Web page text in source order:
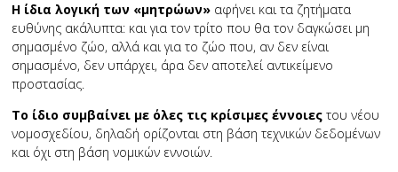
Η ίδια λογική των «μητρώων» αφήνει και τα ζητήματα
ευθύνης ακάλυπτα: και για τον τρίτο που θα τον δαγκώσει μη
σημασμένο ζώο, αλλά και για το ζώο που, αν δεν είναι
σημασμένο, δεν υπάρχει, άρα δεν αποτελεί αντικείμενο
προστασίας.
Το ίδιο συμβαίνει με όλες τις κρίσιμες έννοιες του νέου
νομοσχεδίου, δηλαδή ορίζονται στη βάση τεχνικών δεδομένων
και όχι στη βάση νομικών εννοιών.